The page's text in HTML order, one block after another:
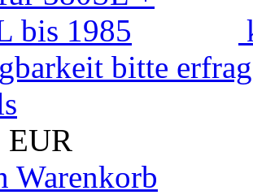
bitte
EUR
Warenkorb